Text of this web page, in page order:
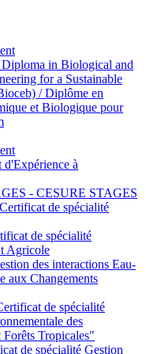
in Biological and
for a Sustainable
/ Diplôme en
et Biologique pour
à
- CESURE STAGES
de spécialité
de spécialité
Agricole
des interactions Eau-
aux Changements
de spécialité
des
Forêts Tropicales"
de spécialité Gestion